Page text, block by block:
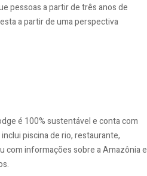
pessoas a partir de três anos de
a partir de uma perspectiva
é 100% sustentável e conta com
piscina de rio, restaurante,
com informações sobre a Amazônia e